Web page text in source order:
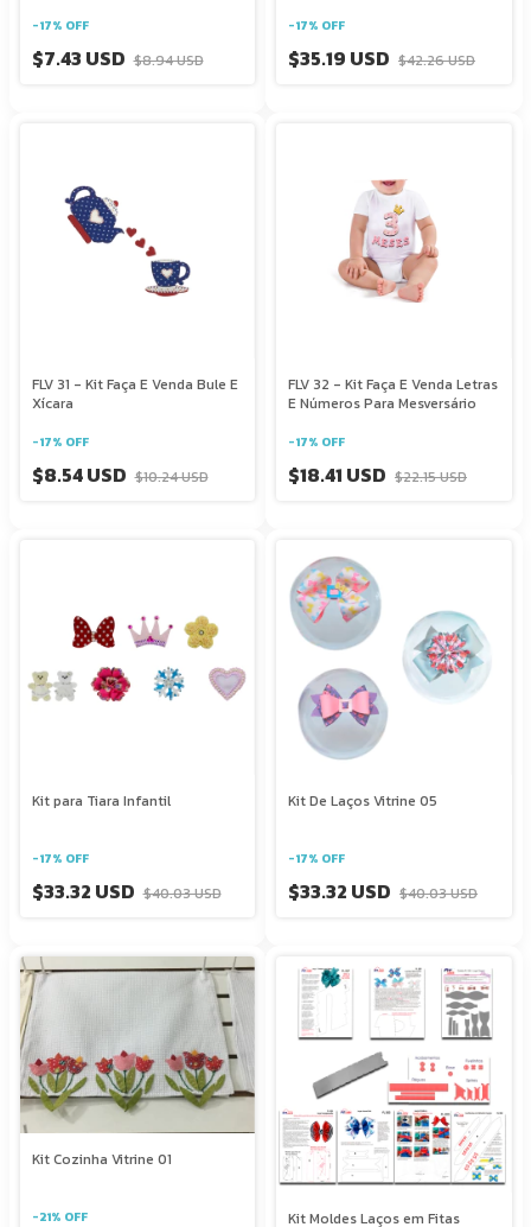
-17% OFF
$7.43 USD $8.94 USD
-17% OFF
$35.19 USD $42.26 USD
FLV 31 - Kit Faça E Venda Bule E
Xícara
-17% OFF
$8.54 USD $10.24 USD
FLV 32 - Kit Faça E Venda Letras
E Números Para Mesversário
-17% OFF
$18.41 USD $22.15 USD
Kit para Tiara Infantil
-17% OFF
$33.32 USD $40.03 USD
Kit De Laços Vitrine 05
-17% OFF
$33.32 USD $40.03 USD
Kit Cozinha Vitrine 01
-21% OFF Kit Moldes Laços em Fitas